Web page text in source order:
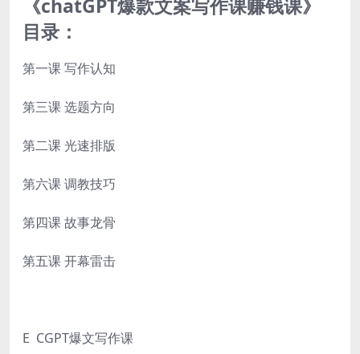
《chatGPT爆款文案写作课赚钱课》
目录：
第一课 写作认知
第三课 选题方向
第二课 光速排版
第六课 调教技巧
第四课 故事龙骨
第五课 开幕雷击
E CGPT爆文写作课